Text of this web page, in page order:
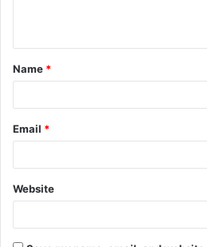
t
*
Name *
Email *
Website